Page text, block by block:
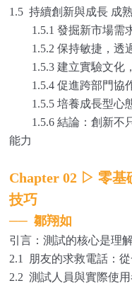
1.5 持續創新與成長 成
1.5.1 發掘新市場需
1.5.2 保持敏捷，透
1.5.3 建立實驗文化
1.5.4 促進跨部門協
1.5.5 培養成長型心
1.5.6 結論：創新不
能力
Chapter 02 ▷ 零基
技巧
── 鄒翔如
引言：測試的核心是理
2.1 朋友的求救電話：
2.2 測試人員與實際使